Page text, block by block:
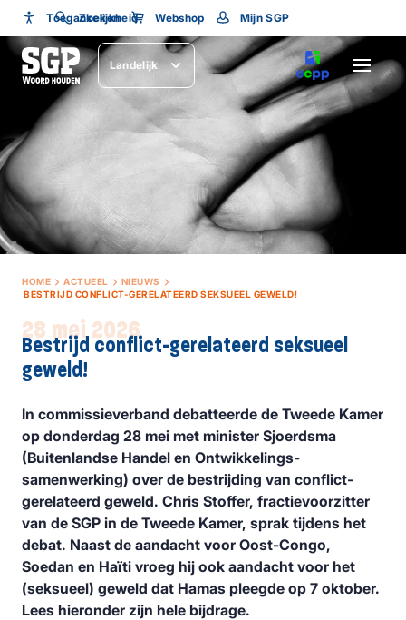
Toegankelijkheid
Toegankelijkheid
Lettergrootte
Zoeken Webshop Mijn SGP
Landelijk SLUITEN
HOME ACTUEEL
NIEUWS
BESTRIJD CONFLICT-GERELATEERD SEKSUEEL GEWELD!
28 mei 2026
Bestrijd conflict-gerelateerd seksueel
geweld!
In commissieverband debatteerde de Tweede Kamer
op donderdag 28 mei met minister Sjoerdsma
(Buitenlandse Handel en Ontwikkelings-
samenwerking) over de bestrijding van conflict-
gerelateerd geweld. Chris Stoffer, fractievoorzitter
van de SGP in de Tweede Kamer, sprak tijdens het
debat. Naast de aandacht voor Oost-Congo,
Soedan en Haïti vroeg hij ook aandacht voor het
(seksueel) geweld dat Hamas pleegde op 7 oktober.
Lees hieronder zijn hele bijdrage.